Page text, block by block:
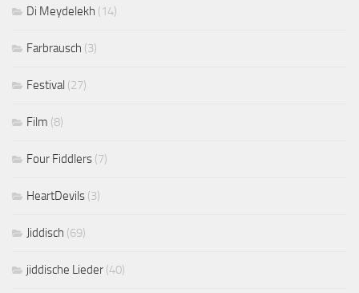
Di Meydelekh (14)
Farbrausch (3)
Festival (27)
Film (8)
Four Fiddlers (7)
HeartDevils (3)
Jiddisch (69)
jiddische Lieder (40)